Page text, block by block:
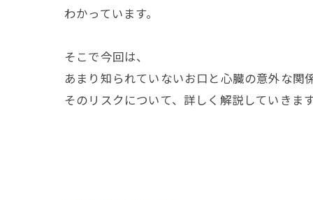
わかっています。
そこで今回は、
あまり知られていないお口と心臓の意外な関
そのリスクについて、詳しく解説していきます